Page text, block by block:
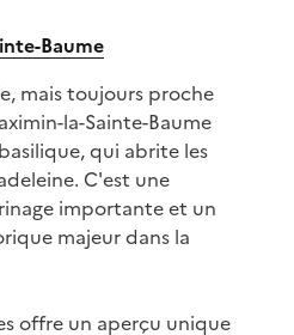
Baume
mais toujours proche
la-Sainte-Baume
qui abrite les
C'est une
importante et un
majeur dans la
offre un aperçu unique